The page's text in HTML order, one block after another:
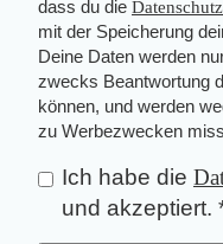
dass du die
mit der Speicherung
Deine Daten werden
zwecks Beantwortung
können, und werden
zu Werbezwecken
Ich habe die
und akzeptiert.